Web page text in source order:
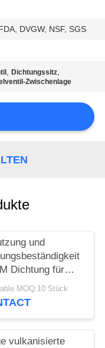
DVGW, NSF, SGS
,Dichtungssitz,
Zwischenlage
und
Dichtung für
MOQ:10 Stück
vulkanisierte